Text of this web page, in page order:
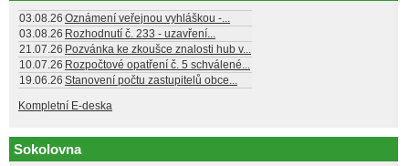
03.08.26 Oznámení veřejnou vyhláškou -...
03.08.26 Rozhodnutí č. 233 - uzavření...
21.07.26 Pozvánka ke zkoušce znalosti hub v...
10.07.26 Rozpočtové opatření č. 5 schválené...
19.06.26 Stanovení počtu zastupitelů obce...
Kompletní E-deska
Sokolovna